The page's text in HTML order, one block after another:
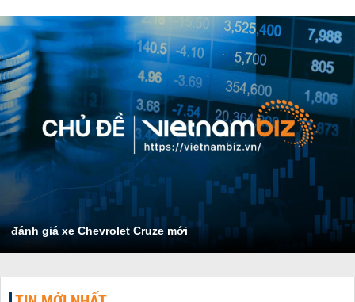
đánh giá xe Chevrolet Cruze mới